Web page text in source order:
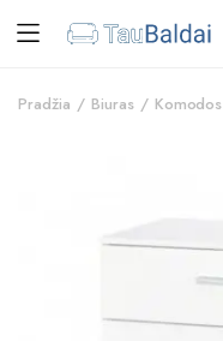
Pradžia Biuras Komodos